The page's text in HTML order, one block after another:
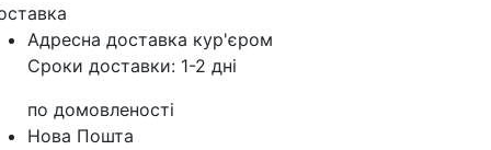
Адресна доставка кур'‎єром
Сроки доставки: 1-2 дні
по домовленості
Нова Пошта